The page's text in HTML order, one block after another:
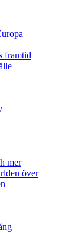
framtid
mer
över